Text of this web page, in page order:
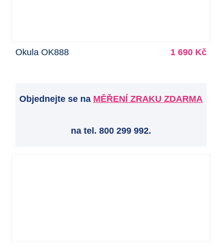
Okula OK888 1 690 Kč
Objednejte se na MĚŘENÍ ZRAKU ZDARMA
na tel. 800 299 992.